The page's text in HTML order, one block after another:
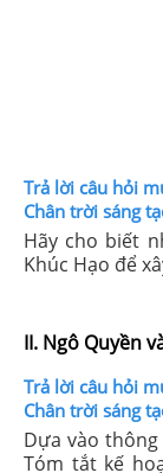
Trả lời câu hỏi
Chân trời sáng
Hãy cho biết
Khúc Hạo để
II. Ngô Quyền
Trả lời câu hỏi
Chân trời sáng
Dựa vào
Tóm tắt kế